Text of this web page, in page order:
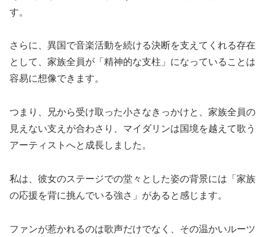
す。
さらに、異国で音楽活動を続ける決断を支えてくれる存在
として、家族全員が「精神的な支柱」になっていることは
容易に想像できます。
つまり、兄から受け取った小さなきっかけと、家族全員の
見えない支えが合わさり、マイダリンは国境を越えて歌う
アーティストへと成長しました。
私は、彼女のステージでの堂々とした姿の背景には「家族
の応援を背に挑んでいる強さ」があると感じます。
ファンが惹かれるのは歌声だけでなく、その温かいルーツ